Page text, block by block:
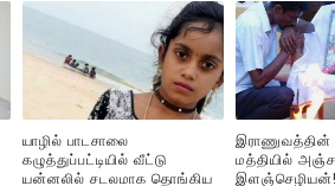
யாழில் பாடசாலை
கழுத்துப்பட்டியில் வீட்டு
யன்னலில் சடலமாக தொங்கிய
மத்தியில்
இளஞ்செழியன்!